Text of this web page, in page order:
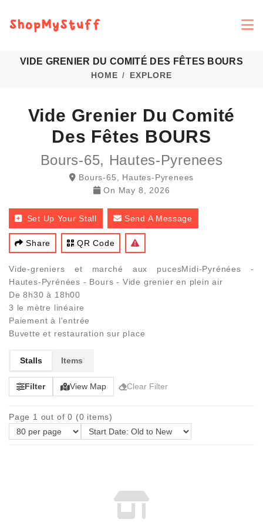
VIDE GRENIER DU COMITÉ DES FÊTES BOURS
HOME EXPLORE
Vide Grenier Du Comité
Des Fêtes BOURS
Bours-65, Hautes-Pyrenees
Bours-65, Hautes-Pyrenees
On May 8, 2026
Set Up Your Stall Send A Message
Share QR Code
Vide-greniers et marché aux pucesMidi-Pyrénées -
Hautes-Pyrénées - Bours - Vide grenier en plein air
De 8h30 à 18h00
3 le mètre linéaire
Paiement à l'entrée
Buvette et restauration sur place
Stalls Items
Filter View Map Clear Filter
Page 1 out of 0 (0 items)